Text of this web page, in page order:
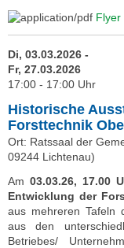
Flyer
Di, 03.03.2026 -
Fr, 27.03.2026
17:00 - 17:00 Uhr
Historische
Forsttechnik
Ort: Ratssaal der
09244 Lichtenau)
Am03.03.26, 17.00
Entwicklung der
aus mehreren Tafeln
aus den
Betriebes/